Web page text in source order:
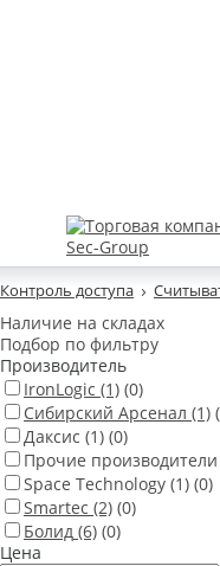
Контроль доступа
Наличие на складах
Подбор по фильтру
Производитель
IronLogic (1) (0)
Сибирский Арсенал (1)
Даксис (1) (0)
Прочие производители
Space Technology (1) (0)
Smartec (2) (0)
Болид (6) (0)
Цена